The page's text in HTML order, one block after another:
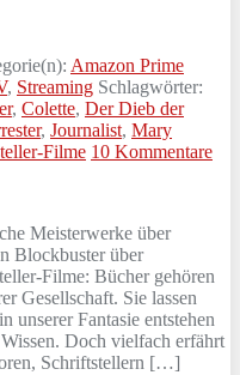
Amazon Prime
, Streaming Schlagwörter:
, Colette, Der Dieb der
, Journalist, Mary
Filme 10 Kommentare
Meisterwerke über
Blockbuster über
Filme: Bücher gehören
Gesellschaft. Sie lassen
unserer Fantasie entstehen
Doch vielfach erfährt
Schriftstellern […]